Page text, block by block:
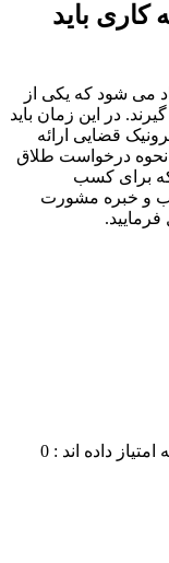
باید
می شود که یکی از
در این زمان باید
قضایی ارائه
نحوه درخواست طلاق
که برای کسب
و خبره مشورت
0